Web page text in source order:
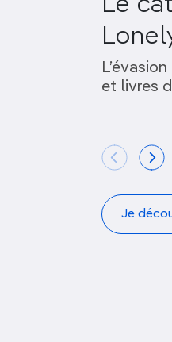
et livres
Je